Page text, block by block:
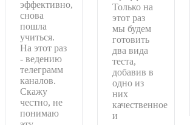
эффективно,
снова
пошла
учиться.
На этот раз
- ведению
телеграмм
каналов.
Скажу
честно, не
понимаю
Только на
этот раз
мы будем
готовить
два вида
теста,
добавив в
одно из
них
качественное
и